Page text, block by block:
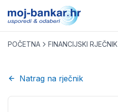
POČETNA FINANCIJSKI RJEČNIK
Natrag na rječnik